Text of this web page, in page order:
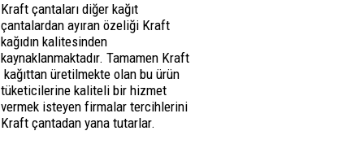
Kraft çantaları diğer kağıt
çantalardan ayıran özeliği Kraft
kağıdın kalitesinden
kaynaklanmaktadır. Tamamen Kraft
kağıttan üretilmekte olan bu ürün
tüketicilerine kaliteli bir hizmet
vermek isteyen firmalar tercihlerini
Kraft çantadan yana tutarlar.